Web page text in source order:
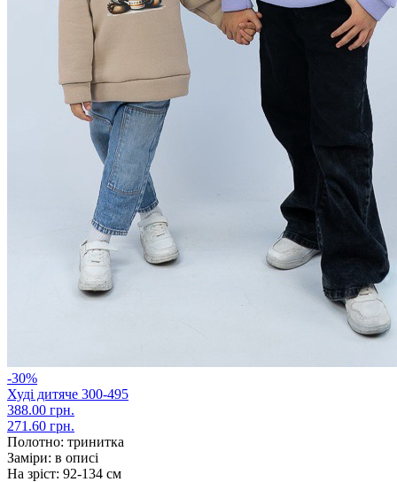
-30%
Худі дитяче 300-495
388.00 грн.
271.60 грн.
Полотно: тринитка
Заміри: в описі
На зріст: 92-134 см